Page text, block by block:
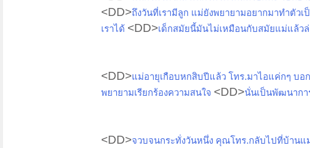
<DD>ถึงวันที่เรามีลูก แม่ยังพยายามอยากมาทำตัวเ
เราได้ <DD>เด็กสมัยนี้มันไม่เหมือนกับสมัยแม่แล้วล่
<DD>แม่อายุเกือบหกสิบปีแล้ว โทร.มาไอแค่กๆ บอ
พยายามเรียกร้องความสนใจ <DD>นั่นเป็นพัฒนาก
<DD>จวบจนกระทั่งวันหนึ่ง คุณโทร.กลับไปที่บ้าน